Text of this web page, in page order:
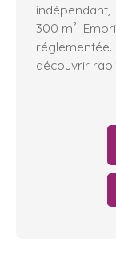
300 m².
découvrir